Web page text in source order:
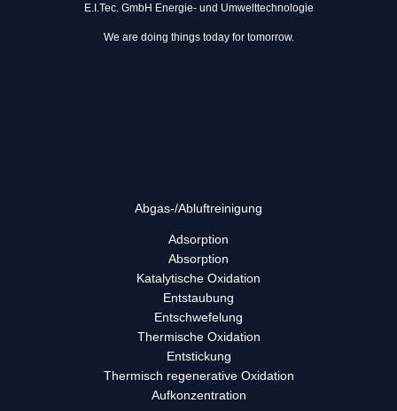
E.I.Tec. GmbH Energie- und Umwelttechnologie
We are doing things today for tomorrow.
Abgas-/Abluft­reinigung
Adsorption
Absorption
Katalytische Oxidation
Entstaubung
Entschwefelung
Thermische Oxidation
Entstickung
Thermisch regenerative Oxidation
Aufkonzentration